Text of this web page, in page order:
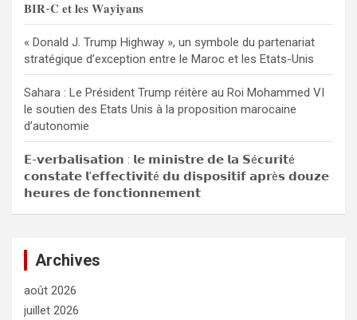
𝐁𝐈𝐑-𝐂 𝐞𝐭 𝐥𝐞𝐬 𝐖𝐚𝐲𝐢𝐲𝐚𝐧𝐬
« Donald J. Trump Highway », un symbole du partenariat
stratégique d’exception entre le Maroc et les Etats-Unis
Sahara : Le Président Trump réitère au Roi Mohammed VI
le soutien des Etats Unis à la proposition marocaine
d’autonomie
𝗘-𝘃𝗲𝗿𝗯𝗮𝗹𝗶𝘀𝗮𝘁𝗶𝗼𝗻 : 𝗹𝗲 𝗺𝗶𝗻𝗶𝘀𝘁𝗿𝗲 𝗱𝗲 𝗹𝗮 𝗦é𝗰𝘂𝗿𝗶𝘁é
𝗰𝗼𝗻𝘀𝘁𝗮𝘁𝗲 𝗹’𝗲𝗳𝗳𝗲𝗰𝘁𝗶𝘃𝗶𝘁é 𝗱𝘂 𝗱𝗶𝘀𝗽𝗼𝘀𝗶𝘁𝗶𝗳 𝗮𝗽𝗿è𝘀 𝗱𝗼𝘂𝘇𝗲
𝗵𝗲𝘂𝗿𝗲𝘀 𝗱𝗲 𝗳𝗼𝗻𝗰𝘁𝗶𝗼𝗻𝗻𝗲𝗺𝗲𝗻𝘁
Archives
août 2026
juillet 2026